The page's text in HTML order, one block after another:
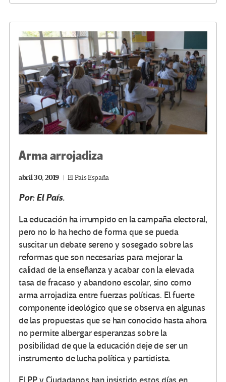
o
k
m n
ar
tir
Arma arrojadiza
abril 30, 2019 El Pais España
Por: El País.
La educación ha irrumpido en la campaña electoral,
pero no lo ha hecho de forma que se pueda
suscitar un debate sereno y sosegado sobre las
reformas que son necesarias para mejorar la
calidad de la enseñanza y acabar con la elevada
tasa de fracaso y abandono escolar, sino como
arma arrojadiza entre fuerzas políticas. El fuerte
componente ideológico que se observa en algunas
de las propuestas que se han conocido hasta ahora
no permite albergar esperanzas sobre la
posibilidad de que la educación deje de ser un
instrumento de lucha política y partidista.